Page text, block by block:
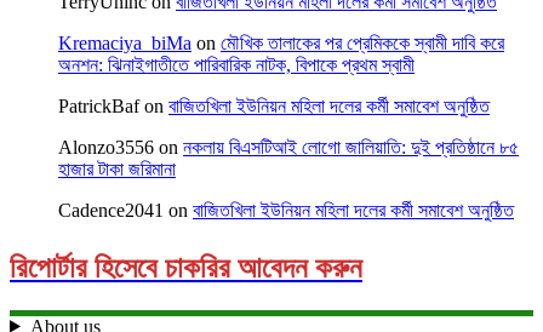
Kremaciya_biMa on মৌখিক তালাকের পর প্রেমিককে স্বামী দাবি করে
অনশন: ঝিনাইগাতীতে পারিবারিক নাটক, বিপাকে প্রথম স্বামী
PatrickBafon বাজিতখিলা ইউনিয়ন মহিলা দলের কর্মী সমাবেশ অনুষ্ঠিত
Alonzo3556 on নকলায় বিএসটিআই লোগো জালিয়াতি: দুই প্রতিষ্ঠানে ৮৫
হাজার টাকা জরিমানা
Cadence2041 on বাজিতখিলা ইউনিয়ন মহিলা দলের কর্মী সমাবেশ অনুষ্ঠিত
রিপোর্টার হিসেবে চাকরির আবেদন করুন
About us